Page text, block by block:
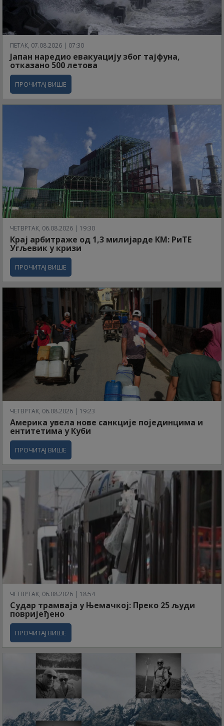
ПЕТАК, 07.08.2026 | 07:30
Јапан наредио евакуацију због тајфуна,
отказано 500 летова
ПРОЧИТАЈ ВИШЕ
ЧЕТВРТАК, 06.08.2026 | 19:30
Крај арбитраже од 1,3 милијарде КМ: РиТЕ
Угљевик у кризи
ПРОЧИТАЈ ВИШЕ
ЧЕТВРТАК, 06.08.2026 | 19:23
Америка увела нове санкције појединцима и
ентитетима у Куби
ПРОЧИТАЈ ВИШЕ
ЧЕТВРТАК, 06.08.2026 | 18:54
Судар трамваја у Њемачкој: Преко 25 људи
повријеђено
ПРОЧИТАЈ ВИШЕ